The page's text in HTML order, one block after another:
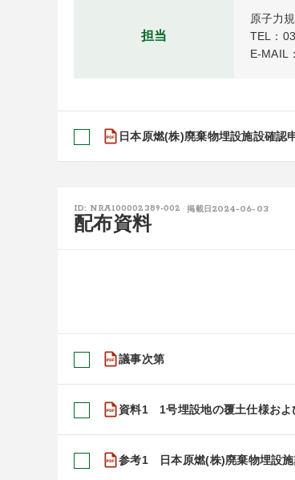
担当
原子力
TEL：
E-MAIL
日本原燃(株)廃棄物埋設施設確認
ID: NRA100002389-002 掲載日 2024-06-03
配布資料
議事次第
資料1 1号埋設地の覆土仕様およ
参考1 日本原燃(株)廃棄物埋設施